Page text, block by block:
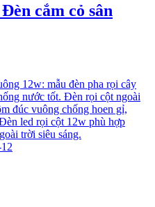
cắm cỏ sân
12w: mẫu đèn pha rọi cây
nước tốt. Đèn rọi cột ngoài
đúc vuông chống hoen gỉ,
led rọi cột 12w phù hợp
trời siêu sáng.